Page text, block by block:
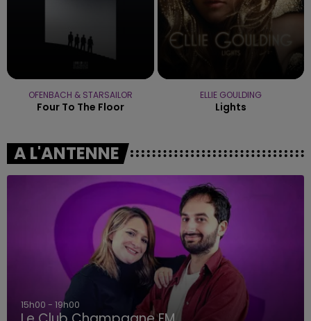
OFENBACH & STARSAILOR
Four To The Floor
ELLIE GOULDING
Lights
A L'ANTENNE
19h00 - 19h15